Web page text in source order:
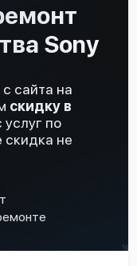
Sony
сайта на
скидку в
услуг по
не